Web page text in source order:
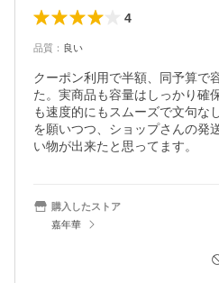
4
品質 ： 良い
クーポン利用で半額、同予算で
た。実商品も容量はしっかり確
も速度的にもスムーズで文句な
を願いつつ、ショップさんの発
い物が出来たと思ってます。
購入したストア
嘉年華